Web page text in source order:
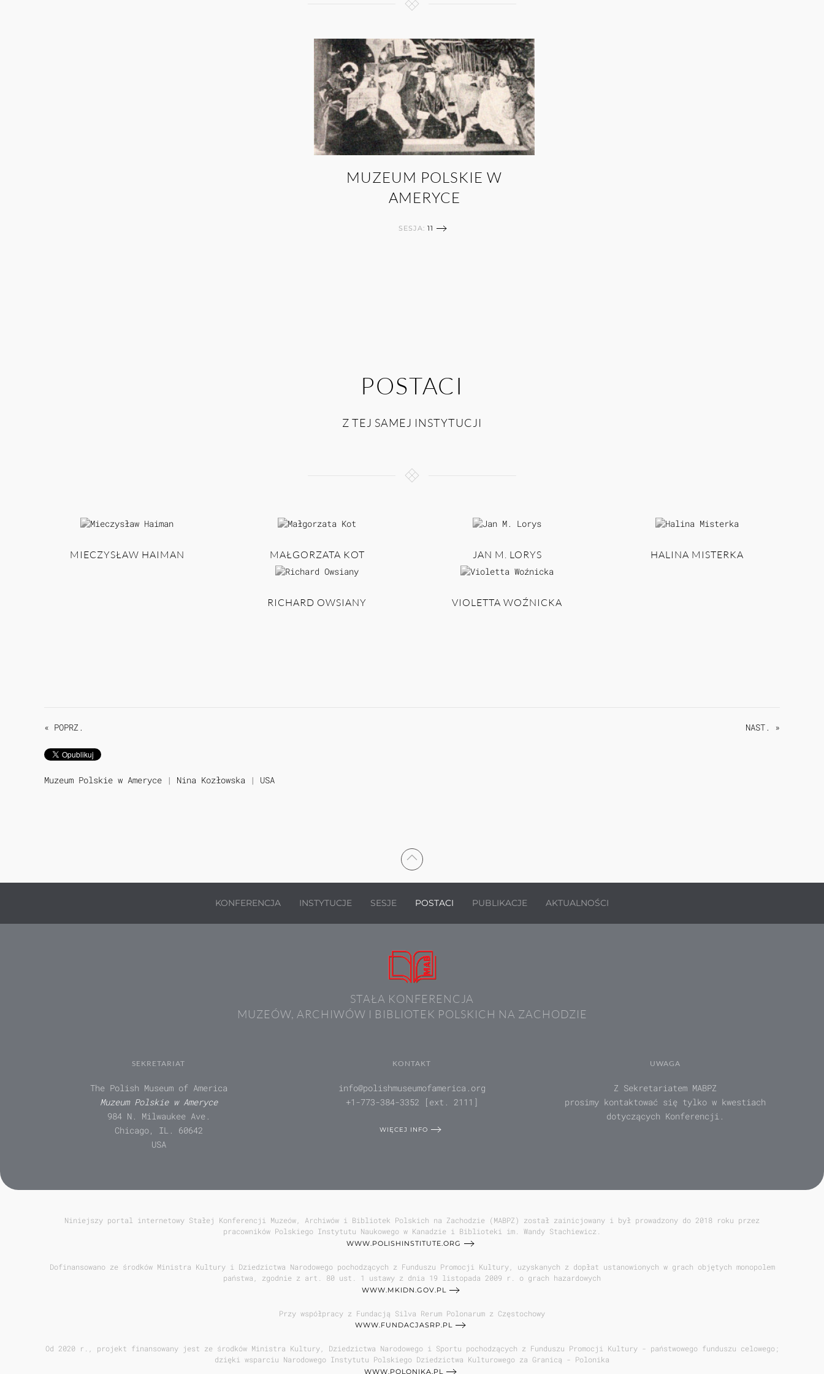
MUZEUM POLSKIE W
AMERYCE
SESJA: 11
POSTACI
Z TEJ SAMEJ INSTYTUCJI
MIECZYSŁAW HAIMAN MAŁGORZATA KOT JAN M. LORYS HALINA MISTERKA
RICHARD OWSIANY VIOLETTA WOŹNICKA
« POPRZ. NAST. »
Muzeum Polskie w Ameryce | Nina Kozłowska | USA
KONFERENCJA INSTYTUCJE SESJE POSTACI PUBLIKACJE AKTUALNOŚCI
STAŁA KONFERENCJA
MUZEÓW, ARCHIWÓW I BIBLIOTEK POLSKICH NA ZACHODZIE
SEKRETARIAT
The Polish Museum of America
Muzeum Polskie w Ameryce
984 N. Milwaukee Ave.
Chicago, IL. 60642
USA
KONTAKT
info@polishmuseumofamerica.org
+1-773-384-3352 [ext. 2111]
WIĘCEJ INFO
UWAGA
Z Sekretariatem MABPZ
prosimy kontaktować się tylko w kwestiach
dotyczących Konferencji.
Niniejszy portal internetowy Stałej Konferencji Muzeów, Archiwów i Bibliotek Polskich na Zachodzie (MABPZ) został zainicjowany i był prowadzony do 2018 roku przez
pracowników Polskiego Instytutu Naukowego w Kanadzie i Biblioteki im. Wandy Stachiewicz.
WWW.POLISHINSTITUTE.ORG
Dofinansowano ze środków Ministra Kultury i Dziedzictwa Narodowego pochodzących z Funduszu Promocji Kultury, uzyskanych z dopłat ustanowionych w grach objętych monopolem
państwa, zgodnie z art. 80 ust. 1 ustawy z dnia 19 listopada 2009 r. o grach hazardowych
WWW.MKIDN.GOV.PL
Przy współpracy z Fundacją Silva Rerum Polonarum z Częstochowy
WWW.FUNDACJASRP.PL
Od 2020 r., projekt finansowany jest ze środków Ministra Kultury, Dziedzictwa Narodowego i Sportu pochodzących z Funduszu Promocji Kultury - państwowego funduszu celowego;
dzięki wsparciu Narodowego Instytutu Polskiego Dziedzictwa Kulturowego za Granicą - Polonika
WWW.POLONIKA.PL